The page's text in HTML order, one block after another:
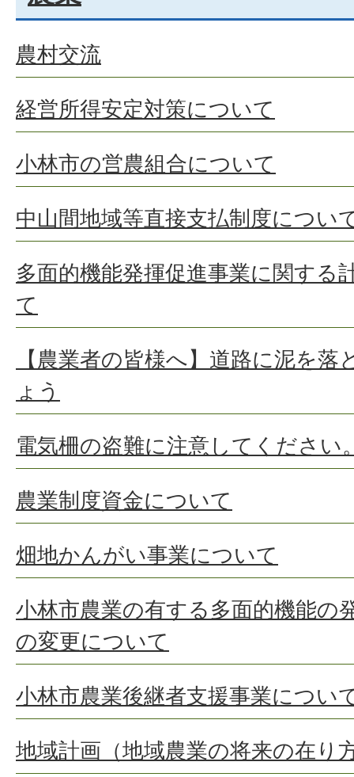
農村交流
経営所得安定対策について
小林市の営農組合について
中山間地域等直接支払制度につい
多面的機能発揮促進事業に関する
て
【農業者の皆様へ】道路に泥を
ょう
電気柵の盗難に注意してください
農業制度資金について
畑地かんがい事業について
小林市農業の有する多面的機能の
の変更について
小林市農業後継者支援事業につい
地域計画（地域農業の将来の在り